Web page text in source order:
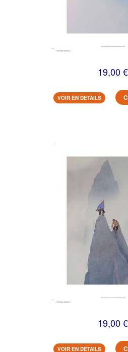
19,00 €
VOIR EN DETAILS
19,00 €
VOIR EN DETAILS